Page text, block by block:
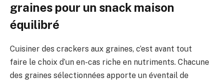
graines pour un snack maison
équilibré
Cuisiner des crackers aux graines, c’est avant tout
faire le choix d’un en-cas riche en nutriments. Chacune
des graines sélectionnées apporte un éventail de